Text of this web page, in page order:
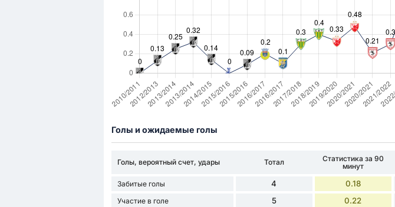
Голы и ожидаемые голы
Голы, вероятный счет, удары Тотал
Статистика за 90
минут
Забитые голы 4 0.18
Участие в голе 5 0.22